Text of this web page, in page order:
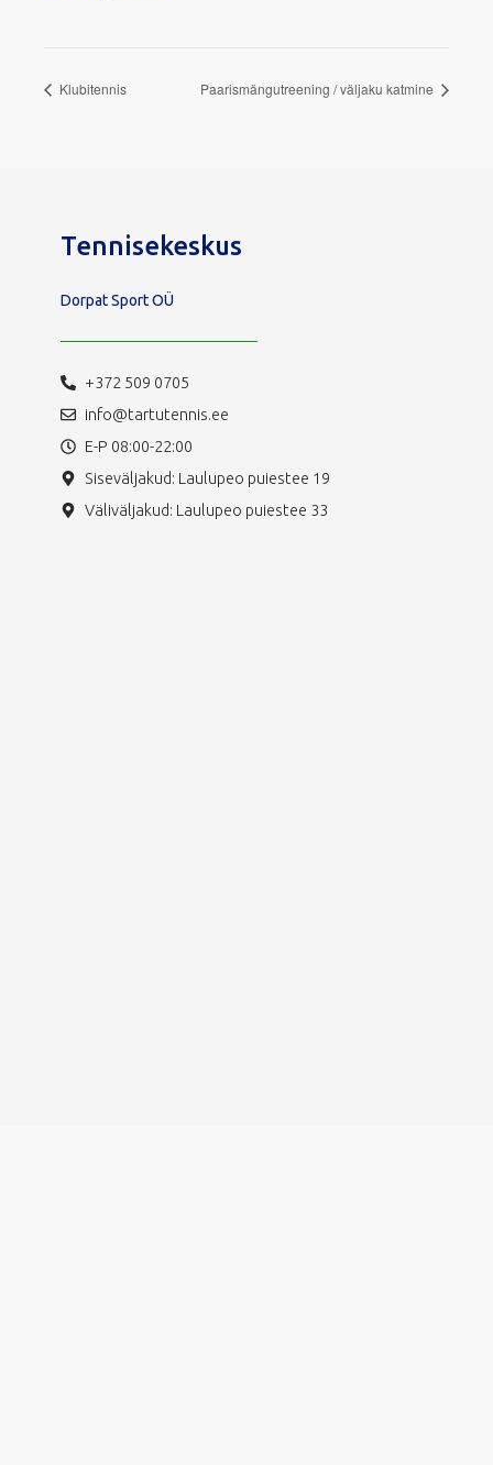
Klubitennis Paarismängutreening / väljaku katmine
Tennisekeskus
Dorpat Sport OÜ
+372 509 0705
info@tartutennis.ee
E-P 08:00-22:00
Siseväljakud: Laulupeo puiestee 19
Väliväljakud: Laulupeo puiestee 33